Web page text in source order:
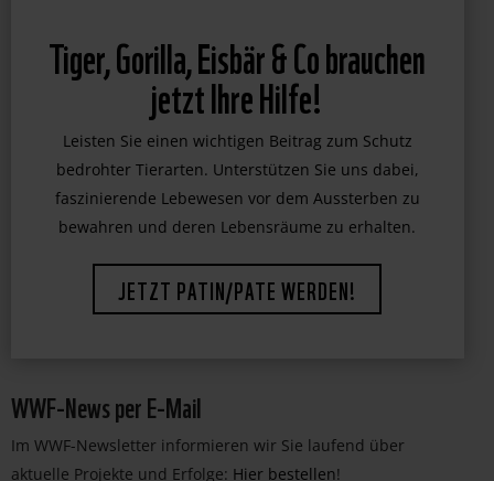
Tiger, Gorilla, Eisbär & Co brauchen
jetzt Ihre Hilfe!
Leisten Sie einen wichtigen Beitrag zum Schutz
bedrohter Tierarten. Unterstützen Sie uns dabei,
faszinierende Lebewesen vor dem Aussterben zu
bewahren und deren Lebensräume zu erhalten.
JETZT PATIN/PATE WERDEN!
WWF-News per E-Mail
Im WWF-Newsletter informieren wir Sie laufend über
aktuelle Projekte und Erfolge: Hier bestellen!